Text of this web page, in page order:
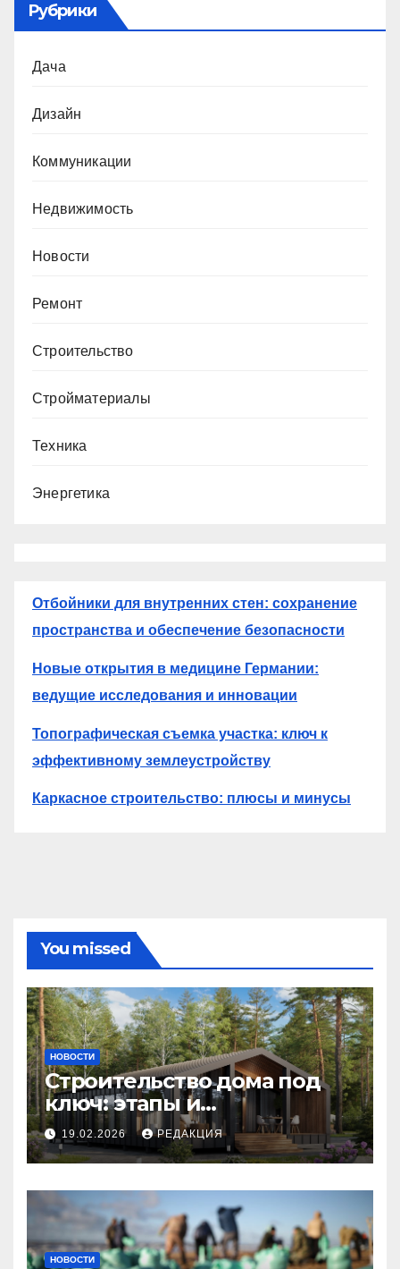
Рубрики
Дача
Дизайн
Коммуникации
Недвижимость
Новости
Ремонт
Строительство
Стройматериалы
Техника
Энергетика
Отбойники для внутренних стен: сохранение
пространства и обеспечение безопасности
Новые открытия в медицине Германии:
ведущие исследования и инновации
Топографическая съемка участка: ключ к
эффективному землеустройству
Каркасное строительство: плюсы и минусы
You missed
НОВОСТИ
Строительство дома под
ключ: этапы и
планирование бюджета
19.02.2026 РЕДАКЦИЯ
НОВОСТИ